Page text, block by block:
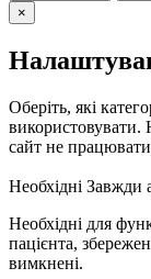
×
Оберіть, які
використовувати.
сайт не
Необхідні Завжди
Необхідні для
пацієнта,
вимкнені.